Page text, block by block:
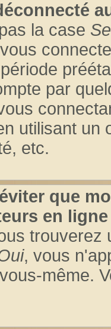
la case
par
utilisant un
etc.
que
en
trouverez
, vous
même.